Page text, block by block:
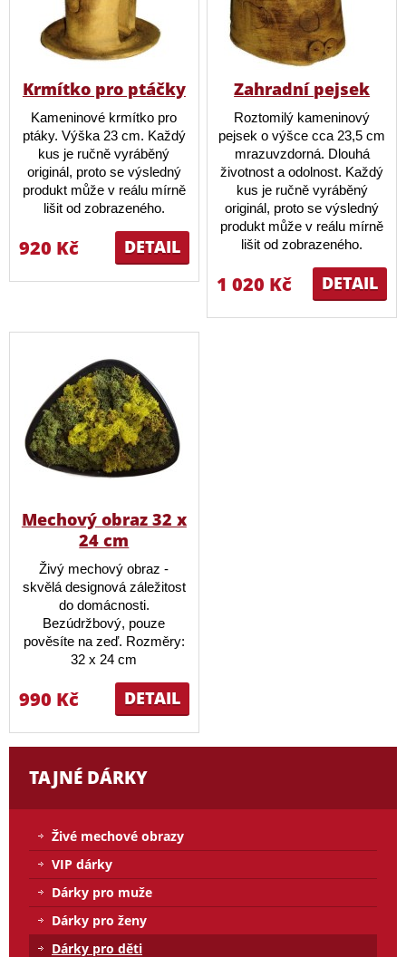
Krmítko pro ptáčky
Kameninové krmítko pro
ptáky. Výška 23 cm. Každý
kus je ručně vyráběný
originál, proto se výsledný
produkt může v reálu mírně
lišit od zobrazeného.
DETAIL
920 Kč
Zahradní pejsek
Roztomilý kameninový
pejsek o výšce cca 23,5 cm
mrazuvzdorná. Dlouhá
životnost a odolnost. Každý
kus je ručně vyráběný
originál, proto se výsledný
produkt může v reálu mírně
lišit od zobrazeného.
DETAIL
1 020 Kč
Mechový obraz 32 x
24 cm
Živý mechový obraz -
skvělá designová záležitost
do domácnosti.
Bezúdržbový, pouze
pověsíte na zeď. Rozměry:
32 x 24 cm
DETAIL
990 Kč
TAJNÉ DÁRKY
Živé mechové obrazy
VIP dárky
Dárky pro muže
Dárky pro ženy
Dárky pro děti